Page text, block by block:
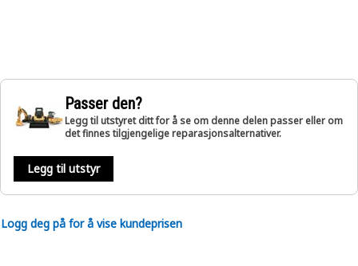
Passer den?
Legg til utstyret ditt for å se om denne delen passer eller om
det finnes tilgjengelige reparasjonsalternativer.
Legg til utstyr
Logg deg på for å vise kundeprisen